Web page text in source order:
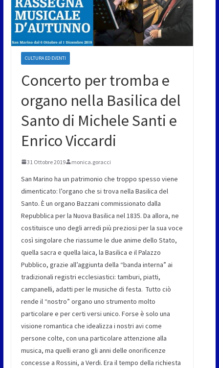
CULTURA ED EVENTI
Concerto per tromba e
organo nella Basilica del
Santo di Michele Santi e
Enrico Viccardi
31 Ottobre 2019 monica.goracci
San Marino ha un patrimonio che troppo spesso viene
dimenticato: l’organo che si trova nella Basilica del
Santo. È un organo Bazzani commissionato dalla
Repubblica per la Nuova Basilica nel 1835. Da allora, ne
costituisce uno degli arredi più preziosi per la sua voce
così singolare che riassume le due anime dello Stato,
quella sacra e quella laica, la Basilica e il Palazzo
Pubblico, grazie all’aggiunta della “banda interna” ai
tradizionali registri ecclesiastici: tamburi, piatti,
campanelli, adatti per le musiche di festa. Tutto ciò
rende il “nostro” organo uno strumento molto
particolare e per certi versi unico. Forse è solo una
visione romantica che idealizza i nostri avi come
persone colte, con una particolare attenzione alla
musica, ma quelli erano gli anni delle onorificenze
concesse a Rossini, a Verdi. Era il tempo della richiesta